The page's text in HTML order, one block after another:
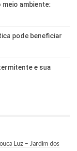
ambiente:
pode beneficiar
e sua
Luz – Jardim dos